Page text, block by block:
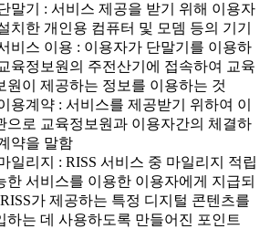
말기 : 서비스 제공을 받기 위해 이용자
치한 개인용 컴퓨터 및 모뎀 등의 기기
비스 이용 : 이용자가 단말기를 이용하
육정보원의 주전산기에 접속하여 교육
원이 제공하는 정보를 이용하는 것
용계약 : 서비스를 제공받기 위하여 이
으로 교육정보원과 이용자간의 체결하
약을 말함
일리지 : RISS 서비스 중 마일리지 적립
한 서비스를 이용한 이용자에게 지급되
가 제공하는 특정 디지털 콘텐츠를
하는 데 사용하도록 만들어진 포인트